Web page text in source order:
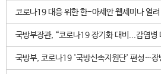
코로나19 대응 위한 한-아세안 웹세미나 열려
국방부장관, “코로나19 장기화 대비...감염병
국방부, 코로나19 '국방신속지원단' 편성…장